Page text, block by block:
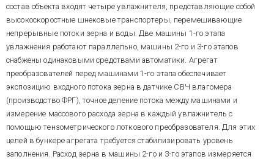
регулирования расходов зерна
и уровней заполнения емкостей
по специальному алгоритму.
При такой организации
автоматическом управлении
технология подготовки зерна
становится практически
Проект предусматривал
глубокую модернизацию
существовавшей системы
управления. Системы,
собственно, и не было – был
внедренный 12 лет назад
комплекс из 14 автономных
контуров стабилизации расхода
зерна, управляемых по месту.
Контуры имели
преобразователи расхода с
В процессе модернизации
технического и системно-
функционального характера:
состав объекта входят четыре увлажнителя, представляющие собой
высокоскоростные шнековые транспортеры, перемешивающие
непрерывные потоки зерна и воды. Две машины 1-го этапа
увлажнения работают параллельно, машины 2-го и 3-го этапов
снабжены одинаковыми средствами автоматики. Агрегат
преобразователей перед машинами 1-го этапа обеспечивает
экспозицию входного потока зерна в датчике СВЧ влагомера
(производство ФРГ), точное деление потока между машинами и
измерение массового расхода зерна в каждый увлажнитель с
помощью тензометрического лоткового преобразователя. Для этих
целей в бункере агрегата требуется стабилизировать уровень
заполнения. Расход зерна в машины 2-го и 3-го этапов измеряется